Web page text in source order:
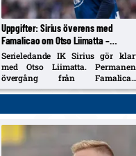
Uppgifter: Sirius överens med
Famalicao om Otso Liimatta –
permanent köp, läkarundersökning
veckan
Serieledande IK Sirius gör
med Otso Liimatta.
övergång från Famalicao;
läkarundersökning väntar